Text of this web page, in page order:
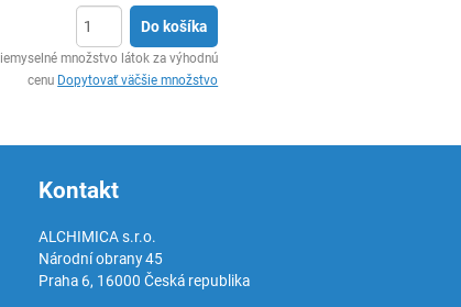
Do košíka
množstvo látok za výhodnú
cenu Dopytovať väčšie množstvo
Kontakt
ALCHIMICA s.r.o.
Národní obrany 45
Praha 6, 16000 Česká republika